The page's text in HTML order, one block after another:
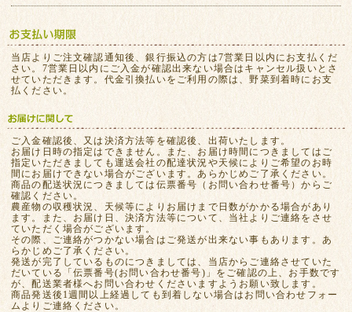
当店よりご注文確認通知後、銀行振込の方は7営業日以内にお支払くだ
さい。7営業日以内にご入金が確認出来ない場合はキャンセル扱いとさ
せていただきます。代金引換払いをご利用の際は、野菜到着時にお支
払ください。
ご入金確認後、又は決済方法等を確認後、出荷いたします。
お届け日時の指定はできません。また、お届け時間につきましてはご
指定いただきましても運送会社の配達状況や天候によりご希望のお時
間にお届けできない場合がございます。あらかじめご了承ください。
商品の配送状況につきましては伝票番号（お問い合わせ番号）からご
確認ください。
農産物の収穫状況、天候等によりお届けまで日数がかかる場合があり
ます。また、お届け日、決済方法等について、当社よりご連絡をさせ
ていただく場合がございます。
その際、ご連絡がつかない場合はご発送が出来ない事もあります。あ
らかじめご了承ください。
発送が完了しているものにつきましては、当店からご連絡させていた
だいている「伝票番号(お問い合わせ番号)」をご確認の上、お手数です
が、配送業者様へお問い合わせくださいますようお願い致します。
商品発送後1週間以上経過しても到着しない場合はお問い合わせフォー
ムよりご連絡ください。